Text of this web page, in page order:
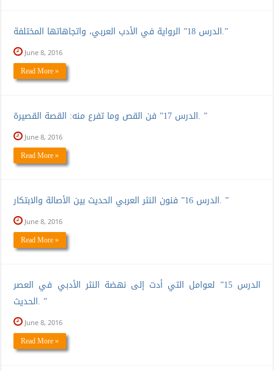
الدرس 18” الرواية في الأدب العربي، واتجاهاتها المختلفة.”
June 8, 2016
Read More »
الدرس 17” فن القص وما تفرع منه: القصة القصيرة. ”
June 8, 2016
Read More »
الدرس 16” فنون النثر العربي الحديث بين الأصالة والابتكار. ”
June 8, 2016
Read More »
الدرس 15” لعوامل التي أدت إلى نهضة النثر الأدبي في العصر
الحديث. ”
June 8, 2016
Read More »